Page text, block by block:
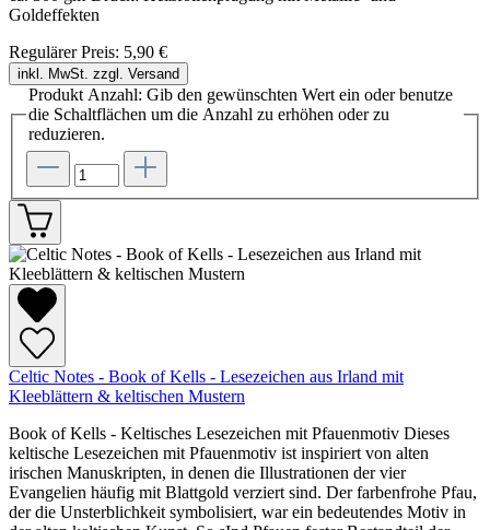
Goldeffekten
Regulärer Preis: 5,90 €
inkl. MwSt. zzgl. Versand
Produkt Anzahl: Gib den gewünschten Wert ein oder benutze
die Schaltflächen um die Anzahl zu erhöhen oder zu
reduzieren.
Celtic Notes - Book of Kells - Lesezeichen aus Irland mit
Kleeblättern & keltischen Mustern
Book of Kells - Keltisches Lesezeichen mit Pfauenmotiv Dieses
keltische Lesezeichen mit Pfauenmotiv ist inspiriert von alten
irischen Manuskripten, in denen die Illustrationen der vier
Evangelien häufig mit Blattgold verziert sind. Der farbenfrohe Pfau,
der die Unsterblichkeit symbolisiert, war ein bedeutendes Motiv in